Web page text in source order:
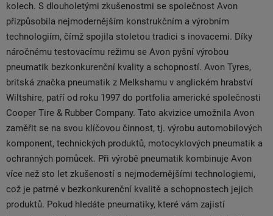
kolech. S dlouholetými zkušenostmi se společnost Avon
přizpůsobila nejmodernějším konstrukčním a výrobním
technologiím, čímž spojila stoletou tradici s inovacemi. Díky
náročnému testovacímu režimu se Avon pyšní výrobou
pneumatik bezkonkurenční kvality a schopností. Avon Tyres,
britská značka pneumatik z Melkshamu v anglickém hrabství
Wiltshire, patří od roku 1997 do portfolia americké společnosti
Cooper Tire & Rubber Company. Tato akvizice umožnila Avon
zaměřit se na svou klíčovou činnost, tj. výrobu automobilových
komponent, technických produktů, motocyklových pneumatik a
ochranných pomůcek. Při výrobě pneumatik kombinuje Avon
více než sto let zkušeností s nejmodernějšími technologiemi,
což je patrné v bezkonkurenční kvalitě a schopnostech jejich
produktů. Pokud hledáte pneumatiky, které vám zajistí